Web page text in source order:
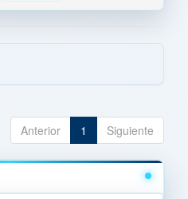
Anterior 1 Siguiente